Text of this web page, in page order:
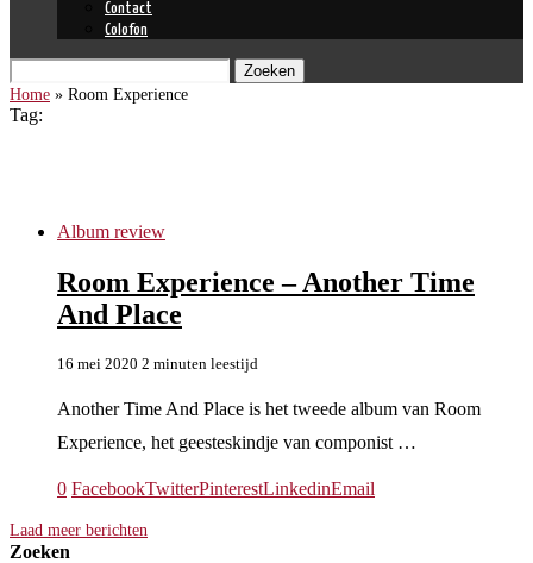
Contact
Colofon
Zoeken
Home » Room Experience
Tag:
Album review
Room Experience – Another Time
And Place
16 mei 2020 2 minuten leestijd
Another Time And Place is het tweede album van Room
Experience, het geesteskindje van componist …
0 FacebookTwitterPinterestLinkedinEmail
Laad meer berichten
Zoeken